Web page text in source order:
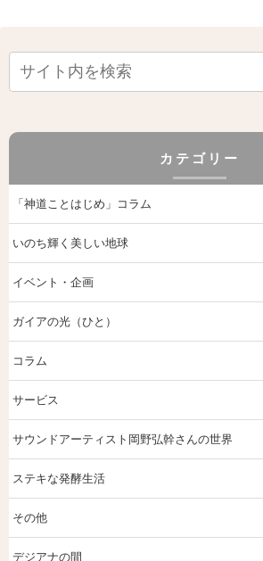
カテゴリー
「神道ことはじめ」コラム
いのち輝く美しい地球
イベント・企画
ガイアの光（ひと）
コラム
サービス
サウンドアーティスト岡野弘幹さんの世界
ステキな発酵生活
その他
デジアナの間